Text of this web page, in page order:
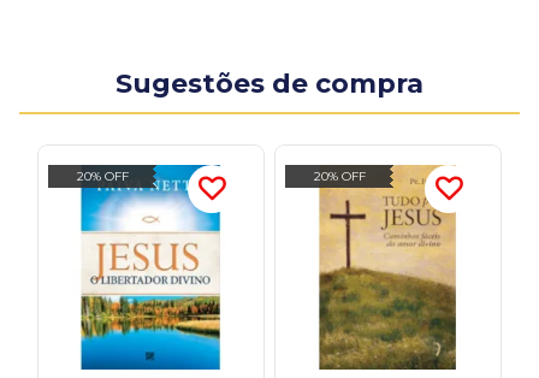
Sugestões de compra
20% OFF 20% OFF